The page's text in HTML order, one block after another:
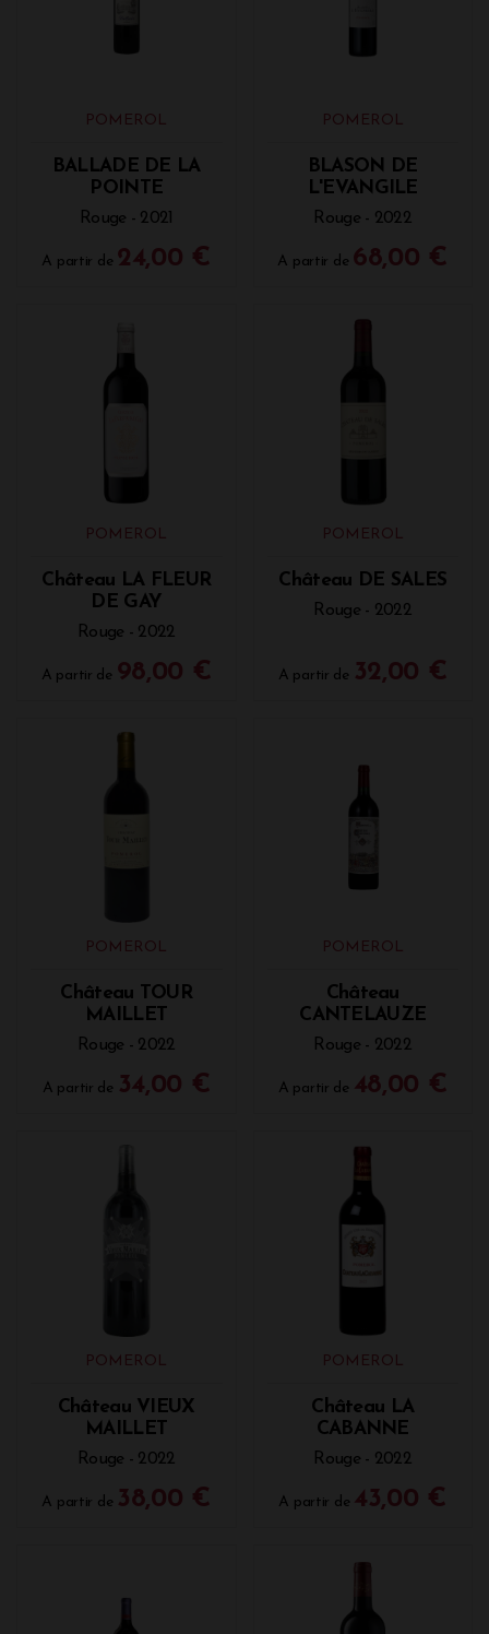
POMEROL
BALLADE DE LA
POINTE
Rouge - 2021
A partir de 24,00 €
POMEROL
BLASON DE
L'EVANGILE
Rouge - 2022
A partir de 68,00 €
POMEROL
Château LA FLEUR
DE GAY
Rouge - 2022
A partir de 98,00 €
POMEROL
Château DE SALES
Rouge - 2022
A partir de 32,00 €
POMEROL
Château TOUR
MAILLET
Rouge - 2022
A partir de 34,00 €
POMEROL
Château
CANTELAUZE
Rouge - 2022
A partir de 48,00 €
POMEROL
Château VIEUX
MAILLET
Rouge - 2022
A partir de 38,00 €
POMEROL
Château LA
CABANNE
Rouge - 2022
A partir de 43,00 €